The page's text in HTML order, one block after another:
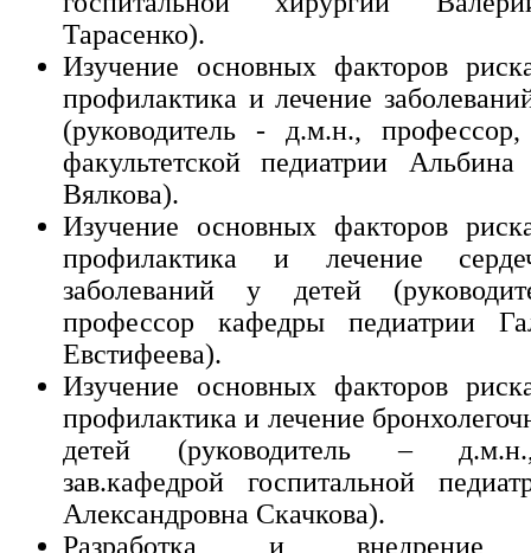
Тарасенко).
Изучение основных факторов
профилактика и лечение
(руководитель - д.м.н.,
факультетской педиатрии Альбина
Вялкова).
Изучение основных факторов
профилактика и лечение
заболеваний у детей
профессор кафедры педиатрии
Евстифеева).
Изучение основных факторов
профилактика и лечение
детей (руководитель –
зав.кафедрой госпитальной
Александровна Скачкова).
Разработка и внедрение